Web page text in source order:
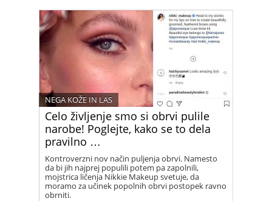
zori.
Celo življenje smo si obrvi pulile
narobe! Poglejte, kako se to dela
pravilno …
NEGA KOŽE IN LAS
Kontroverzni nov način puljenja obrvi. Namesto
da bi jih najprej populili potem pa zapolnili,
mojstrica ličenja Nikkie Makeup svetuje, da
moramo za učinek popolnih obrvi postopek ravno
obrniti.